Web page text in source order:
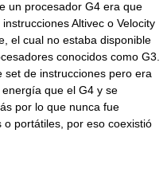
un procesador G4 era que
Altivec o Velocity
el cual no estaba disponible
conocidos como G3.
set de instrucciones pero era
que el G4 y se
por lo que nunca fue
portátiles, por eso coexistió